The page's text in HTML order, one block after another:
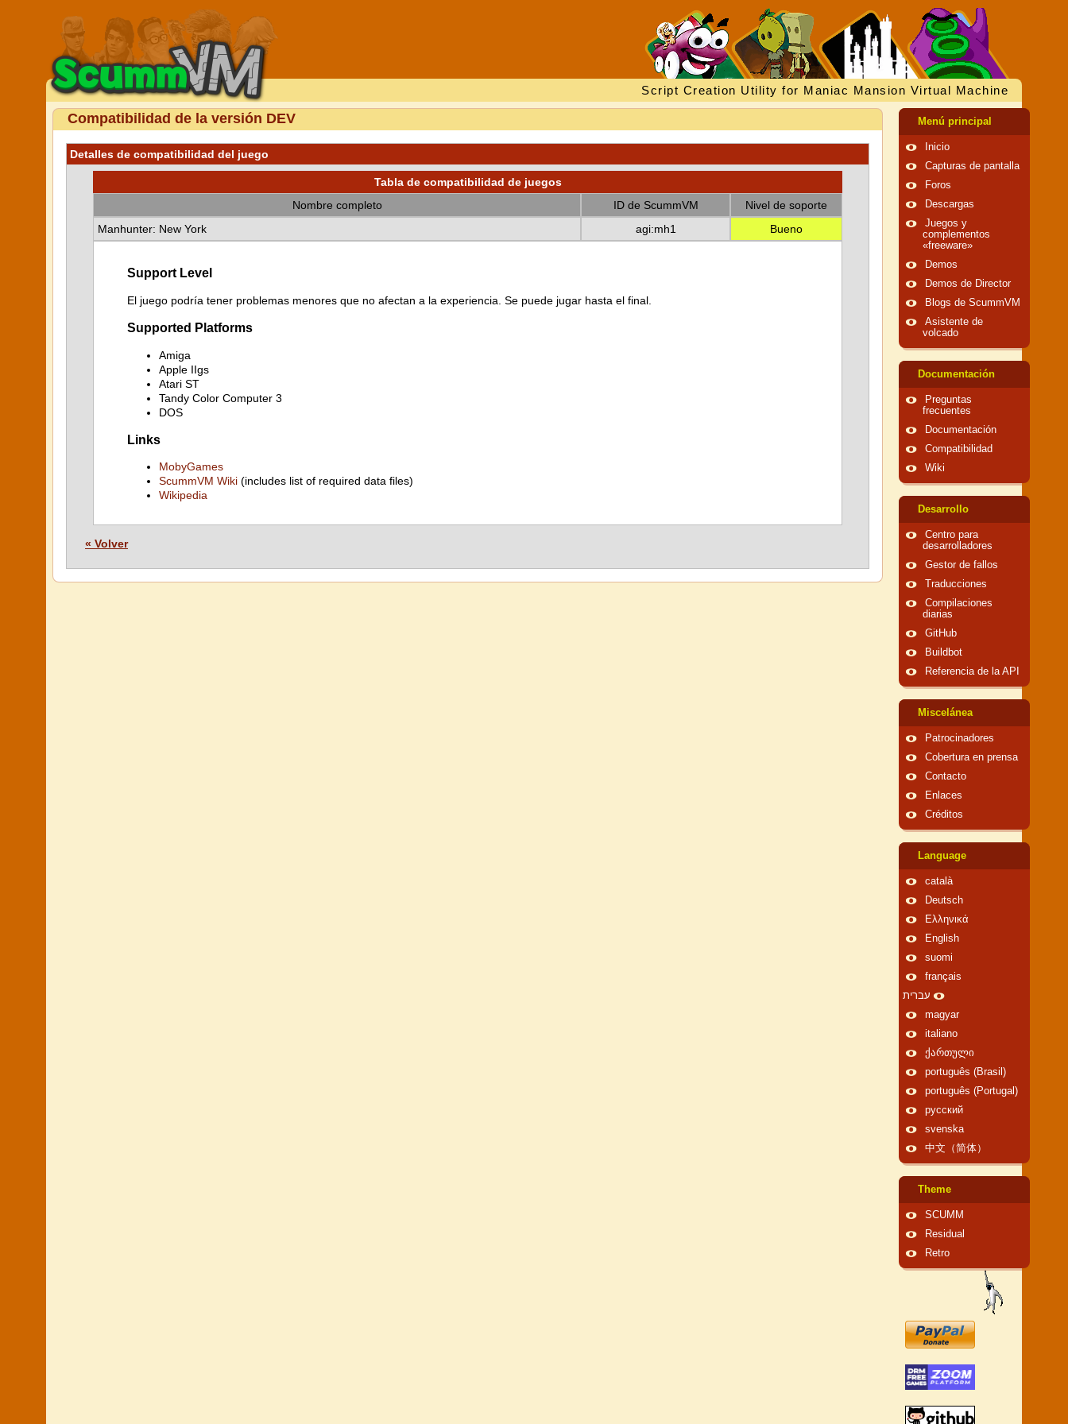
Script Creation Utility for Maniac Mansion Virtual Machine
Compatibilidad de la versión DEV
Detalles de compatibilidad del juego
Tabla de compatibilidad de juegos
Nombre completo
ID de ScummVM
Nivel de soporte
Manhunter: New York
agi:mh1 Bueno
Support Level
El juego podría tener problemas menores que no afectan a la experiencia. Se puede jugar hasta el final.
Supported Platforms
Amiga
Apple IIgs
Atari ST
Tandy Color Computer 3
DOS
Links
MobyGames
ScummVM Wiki (includes list of required data files)
Wikipedia
« Volver
Menú principal
Inicio
Capturas de pantalla
Foros
Descargas
Juegos y
complementos
«freeware»
Demos
Demos de Director
Blogs de ScummVM
Asistente de
volcado
Documentación
Preguntas
frecuentes
Documentación
Compatibilidad
Wiki
Desarrollo
Centro para
desarrolladores
Gestor de fallos
Traducciones
Compilaciones
diarias
GitHub
Buildbot
Referencia de la API
Miscelánea
Patrocinadores
Cobertura en prensa
Contacto
Enlaces
Créditos
Language
català
Deutsch
Ελληνικά
English
suomi
français
עברית
magyar
italiano
ქართული
português (Brasil)
português (Portugal)
русский
svenska
中文（简体）
Theme
SCUMM
Residual
Retro